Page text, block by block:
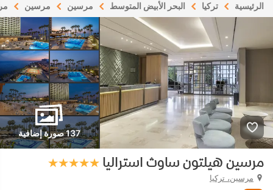
الرئيسية تركيا البحر الأبيض المتوسط مرسين مرسين
137 صورة إضافية
مرسين هيلتون ساوث استراليا
مرسين، تركيا